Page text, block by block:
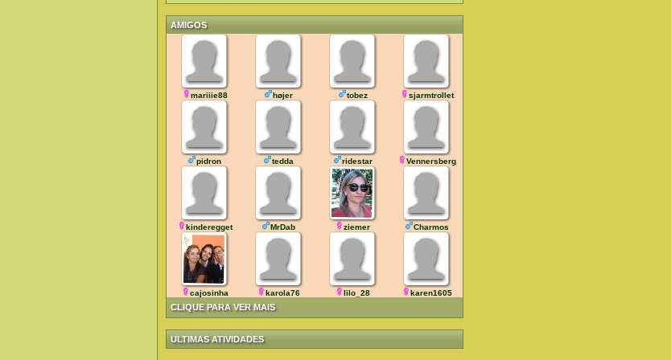
AMIGOS
CLIQUE PARA VER MAIS
mariiie88 højer tobez sjarmtrollet
pidron tedda ridestar Vennersberg
kinderegget MrDab ziemer Charmos
cajosinha karola76 lilo_28 karen1605
ULTIMAS ATIVIDADES